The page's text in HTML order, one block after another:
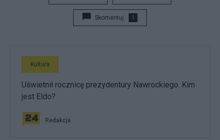
Skomentuj 1
Kultura
Uświetnił rocznicę prezydentury Nawrockiego. Kim
jest Eldo?
Redakcja